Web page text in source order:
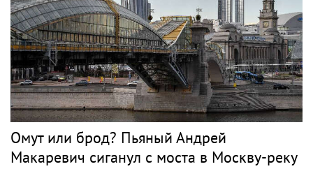
Омут или брод? Пьяный Андрей
Макаревич сиганул с моста в Москву-реку